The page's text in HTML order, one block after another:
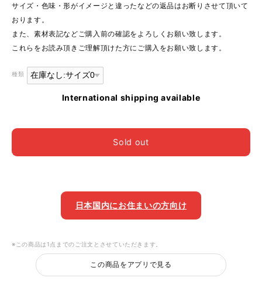
サイズ・色味・形がイメージと違ったなどの返品はお断りさせて頂いて
おります。
また、素材表記などご購入前の確認をよろしくお願い致します。
これらをお読み頂きご理解頂けた方にご購入をお願い致します。
種類
International shipping available
Sold out
日本国内にお住まいの方向け
※この商品は1点までのご注文とさせていただきます。
この商品をアプリで見る